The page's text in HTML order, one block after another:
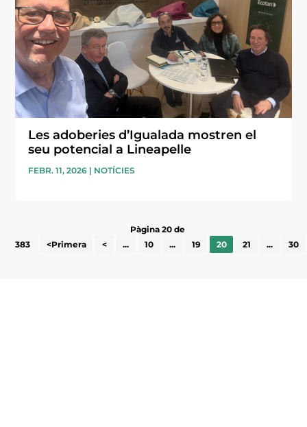
Les adoberies d’Igualada mostren el
seu potencial a Lineapelle
FEBR. 11, 2026 | NOTÍCIES
Pàgina 20 de
383
<Primera < ... 10 ... 19 20 21 ... 30